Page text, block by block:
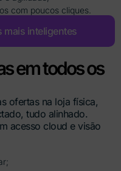
com poucos cliques.
mais inteligentes
em todos os
ofertas na loja física,
tudo alinhado.
acesso cloud e visão